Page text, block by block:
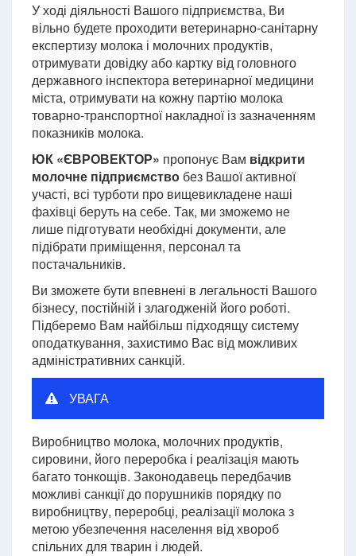
У ході діяльності Вашого підприємства, Ви
вільно будете проходити ветеринарно-санітарну
експертизу молока і молочних продуктів,
отримувати довідку або картку від головного
державного інспектора ветеринарної медицини
міста, отримувати на кожну партію молока
товарно-транспортної накладної із зазначенням
показників молока.
ЮК «ЄВРОВЕКТОР» пропонує Вам відкрити
молочне підприємство без Вашої активної
участі, всі турботи про вищевикладене наші
фахівці беруть на себе. Так, ми зможемо не
лише підготувати необхідні документи, але
підібрати приміщення, персонал та
постачальників.
Ви зможете бути впевнені в легальності Вашого
бізнесу, постійній і злагодженій його роботі.
Підберемо Вам найбільш підходящу систему
оподаткування, захистимо Вас від можливих
адміністративних санкцій.
УВАГА
Виробництво молока, молочних продуктів,
сировини, його переробка і реалізація мають
багато тонкощів. Законодавець передбачив
можливі санкції до порушників порядку по
виробництву, переробці, реалізації молока з
метою убезпечення населення від хвороб
спільних для тварин і людей.